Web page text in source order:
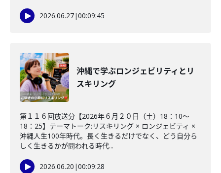
2026.06.27|00:09:45
沖縄で学ぶロンジェビリティとリ
スキリング
第１１６回放送分【2026年６月２０日（土）18：10～
18：25】テーマトーク:リスキリング × ロンジェビティ ×
沖縄人生100年時代。長く生きるだけでなく、どう自分ら
しく生きるかが問われる時代...
2026.06.20 |00:09:28